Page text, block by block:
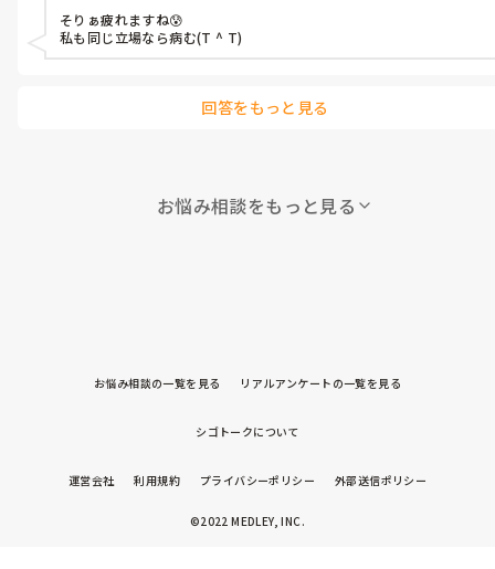
そりぁ疲れますね😰
私も同じ立場なら病む(T ^ T)
回答をもっと見る
お悩み相談をもっと見る
お悩み相談の一覧を見る リアルアンケートの一覧を見る
シゴトークについて
運営会社 利用規約 プライバシーポリシー 外部送信ポリシー
©2022 MEDLEY, INC.